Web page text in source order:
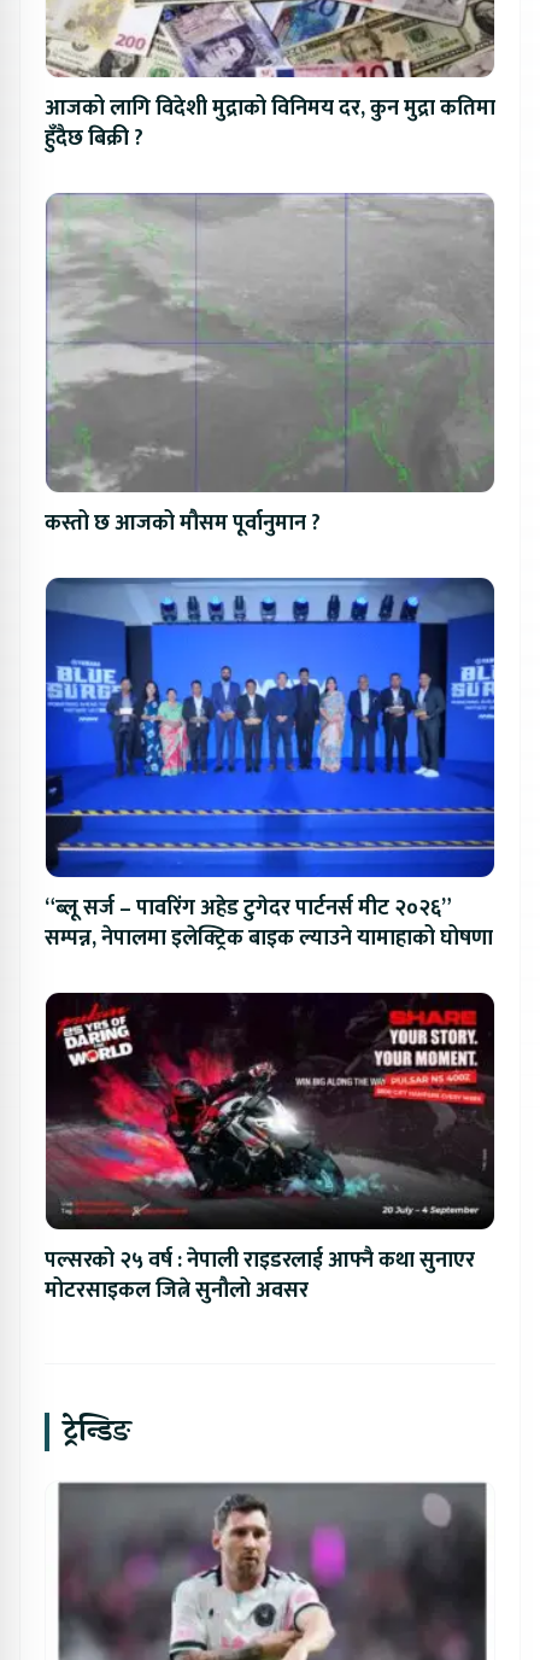
आजको लागि विदेशी मुद्राको विनिमय दर, कुन मुद्रा कतिमा
हुँदैछ बिक्री ?
कस्तो छ आजको मौसम पूर्वानुमान ?
“ब्लू सर्ज – पावरिंग अहेड टुगेदर पार्टनर्स मीट २०२६”
सम्पन्न, नेपालमा इलेक्ट्रिक बाइक ल्याउने यामाहाको घोषणा
पल्सरको २५ वर्ष : नेपाली राइडरलाई आफ्नै कथा सुनाएर
मोटरसाइकल जित्ने सुनौलो अवसर
ट्रेन्डिङ